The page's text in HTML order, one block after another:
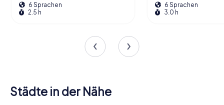
6 Sprachen
2.5 h
6 Sprachen
3.0 h
Städte in der Nähe